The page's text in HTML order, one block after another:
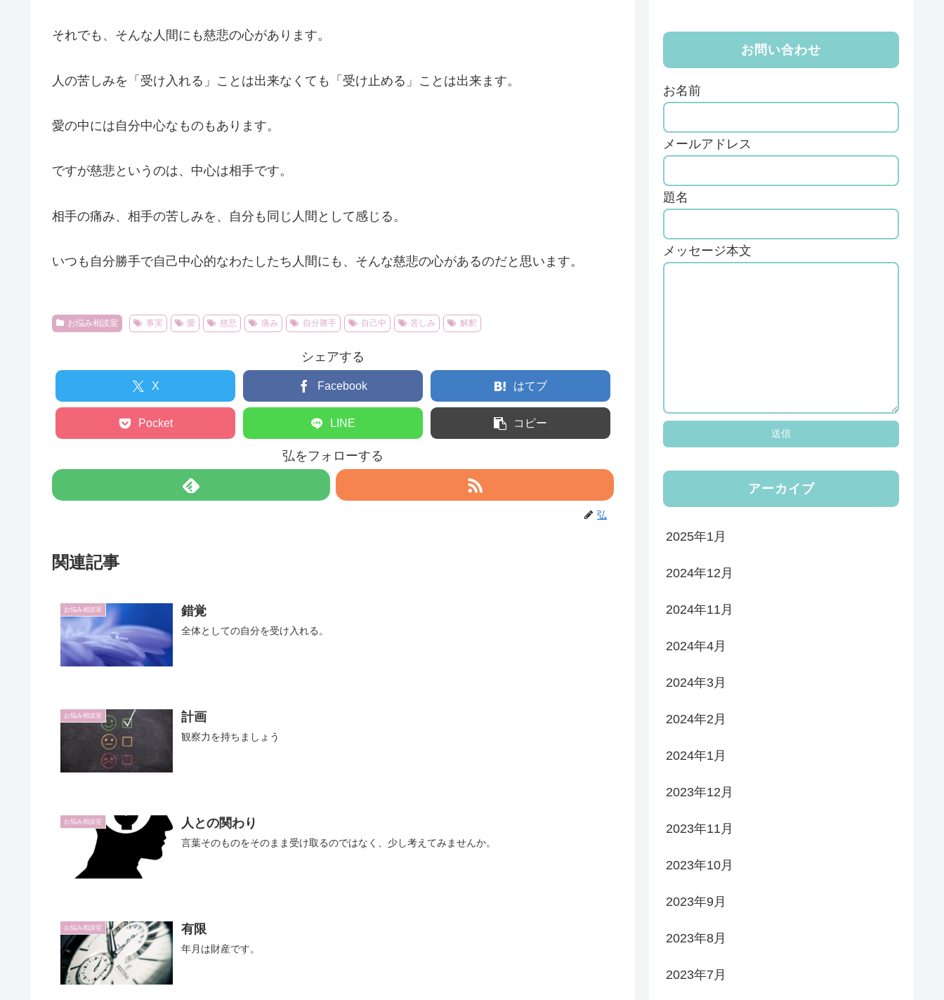
それでも、そんな人間にも慈悲の心があります。
人の苦しみを「受け入れる」ことは出来なくても「受け止める」ことは出来ます。
愛の中には自分中心なものもあります。
ですが慈悲というのは、中心は相手です。
相手の痛み、相手の苦しみを、自分も同じ人間として感じる。
いつも自分勝手で自己中心的なわたしたち人間にも、そんな慈悲の心があるのだと思います。
お悩み相談室 事実 愛 慈悲 痛み 自分勝手 自己中 苦しみ 解釈
シェアする
X Facebook はてブ
Pocket LINE コピー
弘をフォローする
弘
関連記事
お悩み相談室 錯覚
全体としての自分を受け入れる。
お悩み相談室 計画
観察力を持ちましょう
お悩み相談室 人との関わり
言葉そのものをそのまま受け取るのではなく、少し考えてみませんか。
お悩み相談室 有限
年月は財産です。
お問い合わせ
お名前
メールアドレス
題名
メッセージ本文
アーカイブ
2025年1月
2024年12月
2024年11月
2024年4月
2024年3月
2024年2月
2024年1月
2023年12月
2023年11月
2023年10月
2023年9月
2023年8月
2023年7月